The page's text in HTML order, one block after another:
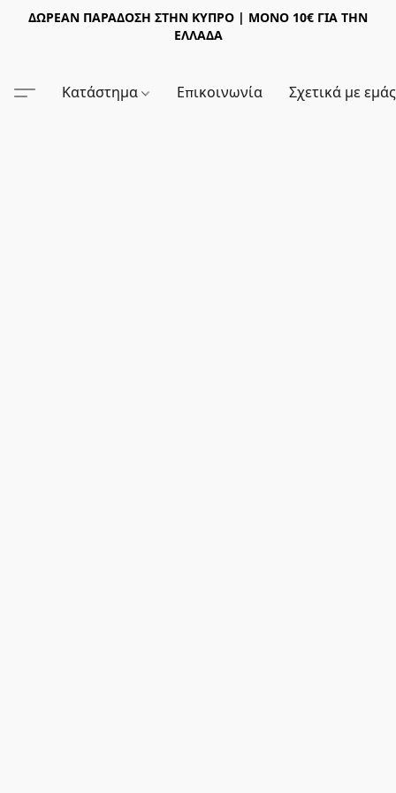
ΔΩΡΕΑΝ ΠΑΡΑΔΟΣΗ ΣΤΗΝ ΚΥΠΡΟ | ΜΟΝΟ 10€ ΓΙΑ ΤΗΝ
ΕΛΛΑΔΑ
Κατάστημα Επικοινωνία Σχετικά με εμάς